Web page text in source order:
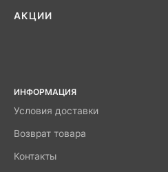
АКЦИИ
ИНФОРМАЦИЯ
Условия доставки
Возврат товара
Контакты